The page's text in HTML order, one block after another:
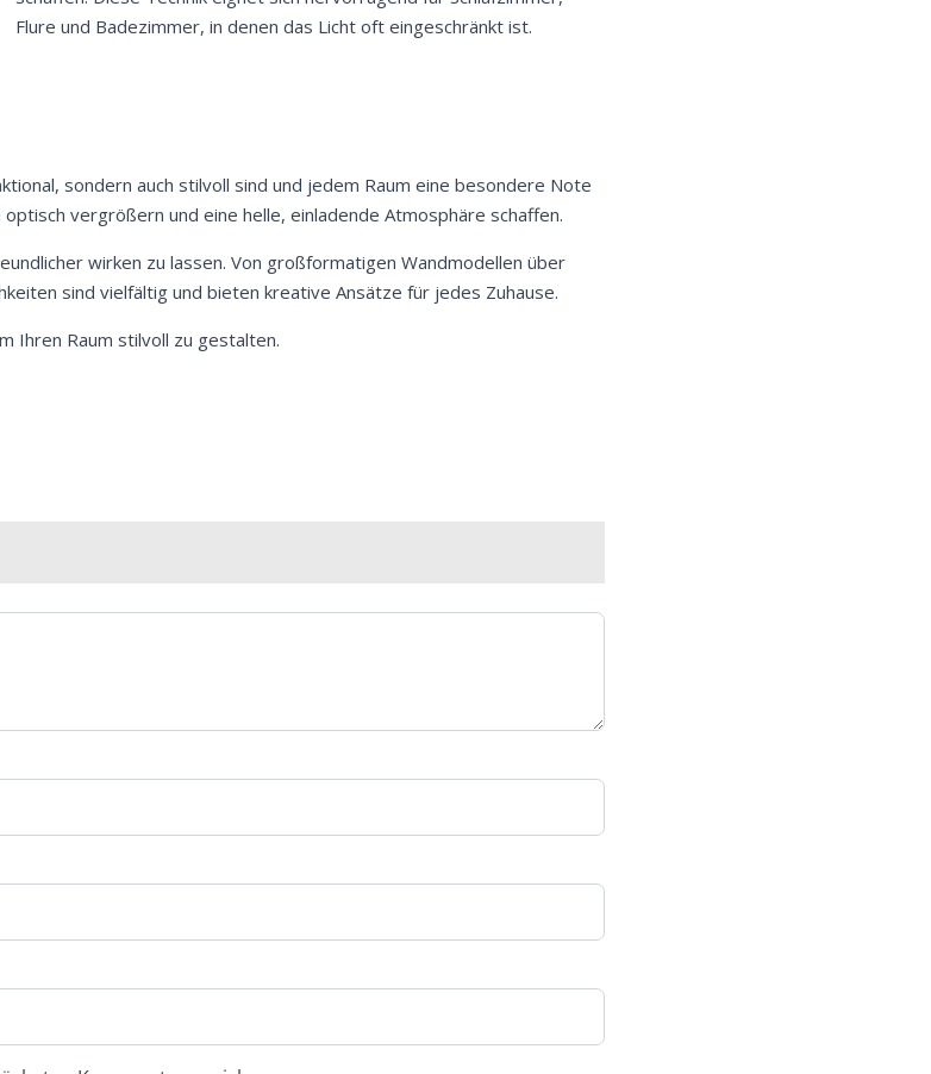
Flure und Badezimmer, in denen das Licht oft eingeschränkt ist.
sondern auch stilvoll sind und jedem Raum eine besondere Note
vergrößern und eine helle, einladende Atmosphäre schaffen.
wirken zu lassen. Von großformatigen Wandmodellen über
sind vielfältig und bieten kreative Ansätze für jedes Zuhause.
Ihren Raum stilvoll zu gestalten.